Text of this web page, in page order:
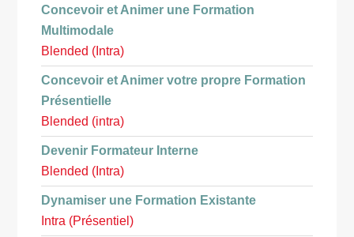
Concevoir et Animer une Formation
Multimodale
Blended (Intra)
Concevoir et Animer votre propre Formation
Présentielle
Blended (intra)
Devenir Formateur Interne
Blended (Intra)
Dynamiser une Formation Existante
Intra (Présentiel)